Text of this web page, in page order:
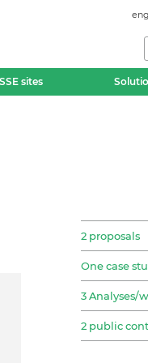
SSE sites
2 proposals
One case
3 Analyses/
2 public